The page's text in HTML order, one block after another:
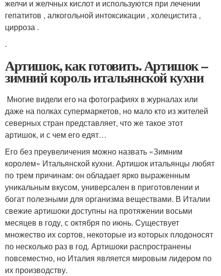
желчи и желчных кислот и используются при лечении
гепатитов , алкогольной интоксикации , холецистита ,
цирроза .
.
Артишок, как готовить. Артишок –
зимний король итальянской кухни
Многие видели его на фотографиях в журналах или
даже на полках супермаркетов, но мало кто из жителей
северных стран представляет, что же такое этот
артишок, и с чем его едят…
Его без преувеличения можно назвать «Зимним
королем» Итальянской кухни. Артишок итальянцы любят
по трем причинам: он обладает ярко выраженным
уникальным вкусом, универсален в приготовлении и
богат полезными для организма веществами. В Италии
свежие артишоки доступны на протяжении восьми
месяцев в году, с октября по июнь. Существует
множество их сортов, некоторые из которых плодоносят
по несколько раз в год. Артишоки распространены
повсеместно, но Италия является мировым лидером по
их производству.